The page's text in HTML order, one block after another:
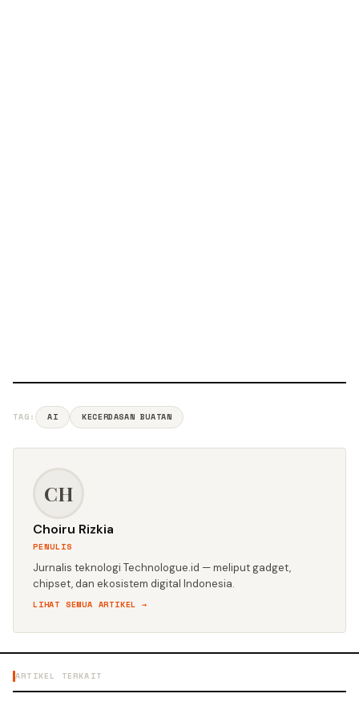
TAG: AI KECERDASAN BUATAN
CH
Choiru Rizkia
PENULIS
Jurnalis teknologi Technologue.id — meliput gadget,
chipset, dan ekosistem digital Indonesia.
LIHAT SEMUA ARTIKEL →
ARTIKEL TERKAIT